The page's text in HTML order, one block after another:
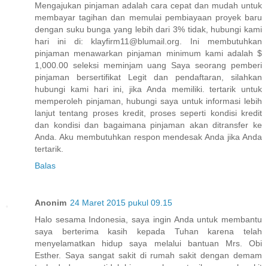
Mengajukan pinjaman adalah cara cepat dan mudah untuk
membayar tagihan dan memulai pembiayaan proyek baru
dengan suku bunga yang lebih dari 3% tidak, hubungi kami
hari ini di: klayfirm11@blumail.org. Ini membutuhkan
pinjaman menawarkan pinjaman minimum kami adalah $
1,000.00 seleksi meminjam uang Saya seorang pemberi
pinjaman bersertifikat Legit dan pendaftaran, silahkan
hubungi kami hari ini, jika Anda memiliki. tertarik untuk
memperoleh pinjaman, hubungi saya untuk informasi lebih
lanjut tentang proses kredit, proses seperti kondisi kredit
dan kondisi dan bagaimana pinjaman akan ditransfer ke
Anda. Aku membutuhkan respon mendesak Anda jika Anda
tertarik.
Balas
Anonim 24 Maret 2015 pukul 09.15
Halo sesama Indonesia, saya ingin Anda untuk membantu
saya berterima kasih kepada Tuhan karena telah
menyelamatkan hidup saya melalui bantuan Mrs. Obi
Esther. Saya sangat sakit di rumah sakit dengan demam